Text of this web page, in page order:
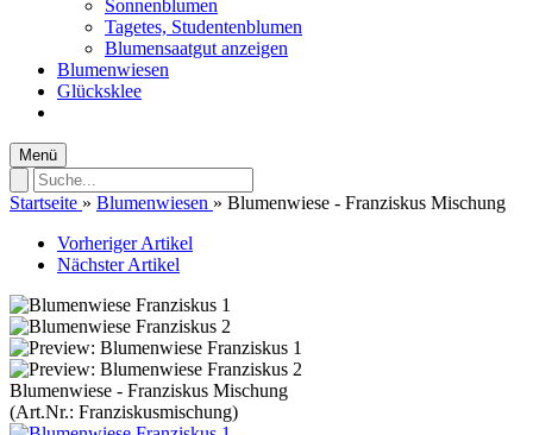
Sonnenblumen
Tagetes, Studentenblumen
Blumensaatgut anzeigen
Blumenwiesen
Glücksklee
Menü
Startseite » Blumenwiesen » Blumenwiese - Franziskus Mischung
Vorheriger Artikel
Nächster Artikel
Blumenwiese - Franziskus Mischung
(Art.Nr.: Franziskusmischung)